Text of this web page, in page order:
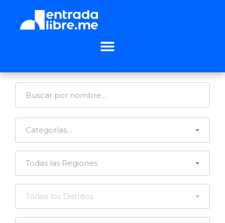
Categorías…
Todas las Regiones
Todos los Distritos